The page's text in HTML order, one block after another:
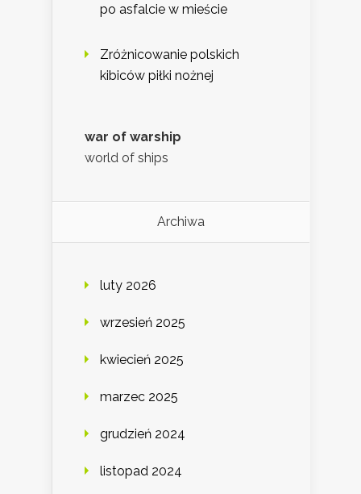
po asfalcie w mieście
Zróżnicowanie polskich
kibiców piłki nożnej
war of warship
world of ships
Archiwa
luty 2026
wrzesień 2025
kwiecień 2025
marzec 2025
grudzień 2024
listopad 2024